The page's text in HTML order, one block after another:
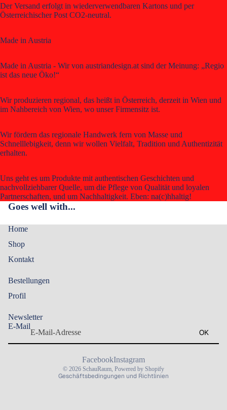
Der Versand erfolgt in wiederverwendbaren Kartons und per
Österreichischer Post CO2-neutral.
Made in Austria
Made in Austria - Wir von austriandesign.at sind der Meinung: „Regio
ist das neue Öko!“
Wir produzieren regional, das heißt in Österreich, derzeit in Wien und
im Nahbereich von Wien, wo unser Firmensitz ist.
Wir fördern das regionale Handwerk fern von Masse und
Schnelllebigkeit, denn wir wollen Vielfalt, Tradition und Authentizität
erhalten.
Uns geht es um Produkte mit authentischen Geschichten und
nachvollziehbarer Quelle, um die Pflege von Qualität und loyalen
Partnerschaften, und um Nachhaltigkeit. Eben: na(c)hhaltig!
Goes well with...
Home
Shop
Kontakt
Bestellungen
Profil
Newsletter
E-Mail
OK
FacebookInstagram
© 2026 SchauRaum , Powered by Shopify
Geschäftsbedingungen und Richtlinien
Widerrufsrecht
AGB
Impressum